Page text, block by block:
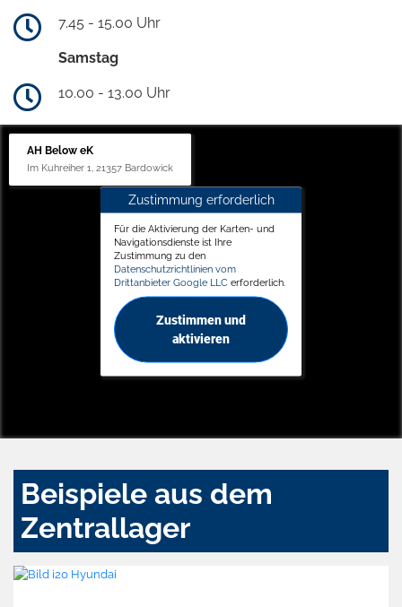
7.45 - 15.00 Uhr
Samstag
10.00 - 13.00 Uhr
AH Below eK
Im Kuhreiher 1, 21357 Bardowick
Zustimmung erforderlich
Für die Aktivierung der Karten- und
Navigationsdienste ist Ihre
Zustimmung zu den
Datenschutzrichtlinien vom
Drittanbieter Google LLC erforderlich.
Zustimmen und
aktivieren
Beispiele aus dem
Zentrallager